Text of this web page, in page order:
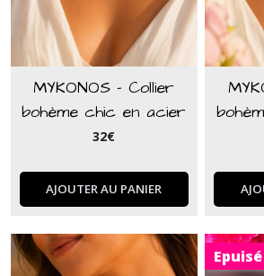
MYKONOS - Collier
bohème chic en acier
inoxydable doré et
32€
AJOUTER AU PANIER
Epuisé